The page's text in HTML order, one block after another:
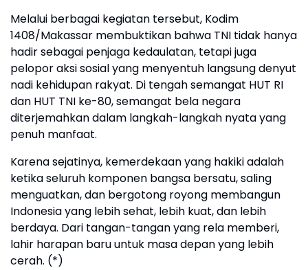
Melalui berbagai kegiatan tersebut, Kodim
1408/Makassar membuktikan bahwa TNI tidak hanya
hadir sebagai penjaga kedaulatan, tetapi juga
pelopor aksi sosial yang menyentuh langsung denyut
nadi kehidupan rakyat. Di tengah semangat HUT RI
dan HUT TNI ke-80, semangat bela negara
diterjemahkan dalam langkah-langkah nyata yang
penuh manfaat.
Karena sejatinya, kemerdekaan yang hakiki adalah
ketika seluruh komponen bangsa bersatu, saling
menguatkan, dan bergotong royong membangun
Indonesia yang lebih sehat, lebih kuat, dan lebih
berdaya. Dari tangan-tangan yang rela memberi,
lahir harapan baru untuk masa depan yang lebih
cerah. (*)